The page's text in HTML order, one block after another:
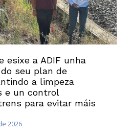
esixe a ADIF unha
seu plan de
a limpeza
e un control
para evitar máis
2026